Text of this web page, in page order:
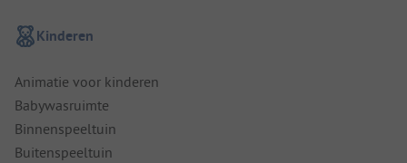
Kinderen
Animatie voor kinderen
Babywasruimte
Binnenspeeltuin
Buitenspeeltuin